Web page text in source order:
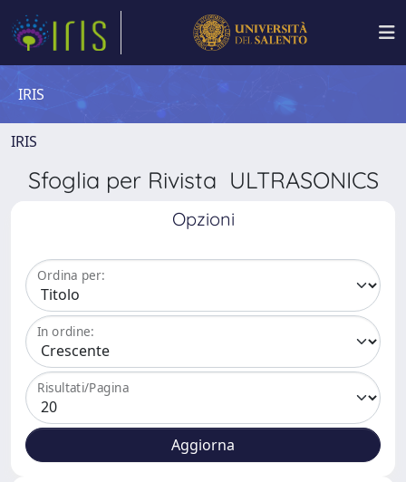
IRIS
IRIS
Sfoglia per Rivista ULTRASONICS
Opzioni
Ordina per:
In ordine:
Risultati/Pagina